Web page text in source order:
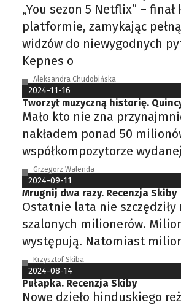
„You sezon 5 Netflix” –
platformie, zamykając
widzów do niewygodnych
Kepnes o
Aleksandra Chudobińska
2024-11-16
Tworzył muzyczną historię.
Mało kto nie zna
nakładem ponad 50
współkompozytorze
Grzegorz Walenda
2024-09-11
Mrugnij dwa razy. Recenzja Skiby
Ostatnie lata nie
szalonych milionerów.
występują. Natomiast
Krzysztof Skiba
2024-08-14
Pułapka. Recenzja Skiby
Nowe dzieło hinduskiego